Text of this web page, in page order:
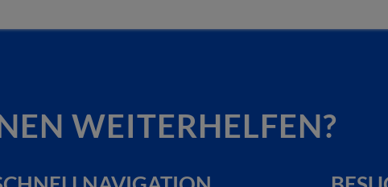
WEITERHELFEN?